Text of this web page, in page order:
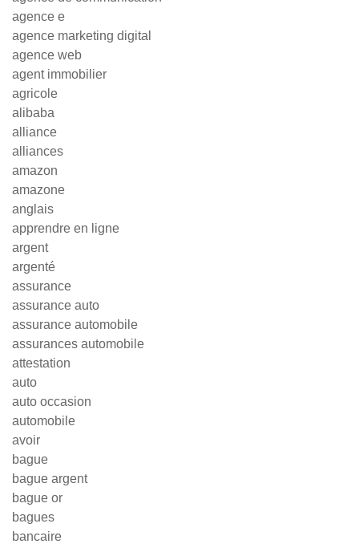
agence e
agence marketing digital
agence web
agent immobilier
agricole
alibaba
alliance
alliances
amazon
amazone
anglais
apprendre en ligne
argent
argenté
assurance
assurance auto
assurance automobile
assurances automobile
attestation
auto
auto occasion
automobile
avoir
bague
bague argent
bague or
bagues
bancaire